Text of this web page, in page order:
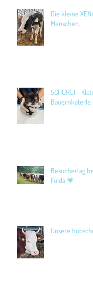
Die kleine
Menschen.
SCHURLI -
Bauernkaterle
Besuchertag
Fulda 💗
Unsere